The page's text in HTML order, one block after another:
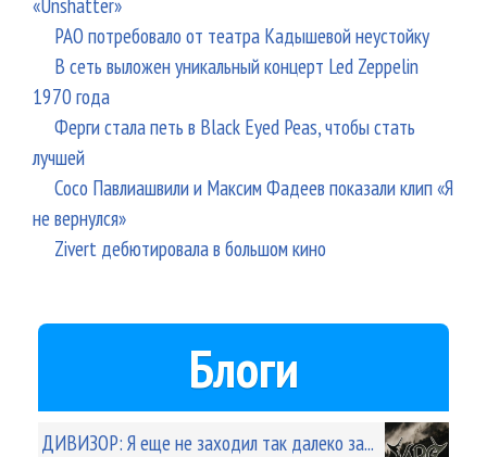
РАО потребовало от театра Кадышевой неустойку
В сеть выложен уникальный концерт Led Zeppelin
1970 года
Ферги стала петь в Black Eyed Peas, чтобы стать
лучшей
Сосо Павлиашвили и Максим Фадеев показали клип «Я
не вернулся»
Zivert дебютировала в большом кино
Блоги
ДИВИЗОР: Я еще не заходил так далеко за...